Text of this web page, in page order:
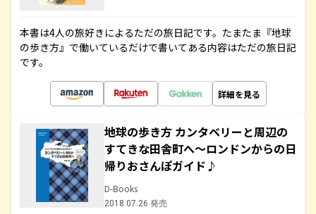
本書は4人の旅好きによるただの旅日記です。たまたま『地球
の歩き方』で働いているだけで書いてある内容はただの旅日記
です。
詳細を見る
地球の歩き方 カンタベリーと周辺の
すてきな田舎町へ～ロンドンからの日
帰りおさんぽガイド♪
D-Books
2018.07.26 発売